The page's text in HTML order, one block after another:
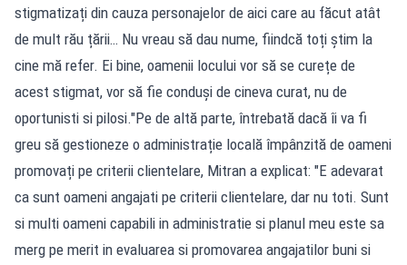
stigmatizați din cauza personajelor de aici care au făcut atât
de mult rău țării… Nu vreau să dau nume, fiindcă toți știm la
cine mă refer. Ei bine, oamenii locului vor să se curețe de
acest stigmat, vor să fie conduși de cineva curat, nu de
oportunisti si pilosi."Pe de altă parte, întrebată dacă îi va fi
greu să gestioneze o administrație locală împânzită de oameni
promovați pe criterii clientelare, Mitran a explicat: "E adevarat
ca sunt oameni angajati pe criterii clientelare, dar nu toti. Sunt
si multi oameni capabili in administratie si planul meu este sa
merg pe merit in evaluarea si promovarea angajatilor buni si